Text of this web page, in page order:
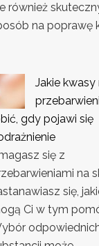
również
na poprawę
Jakie kwasy
gdy pojawi się
się z
na
się,
Ci w tym